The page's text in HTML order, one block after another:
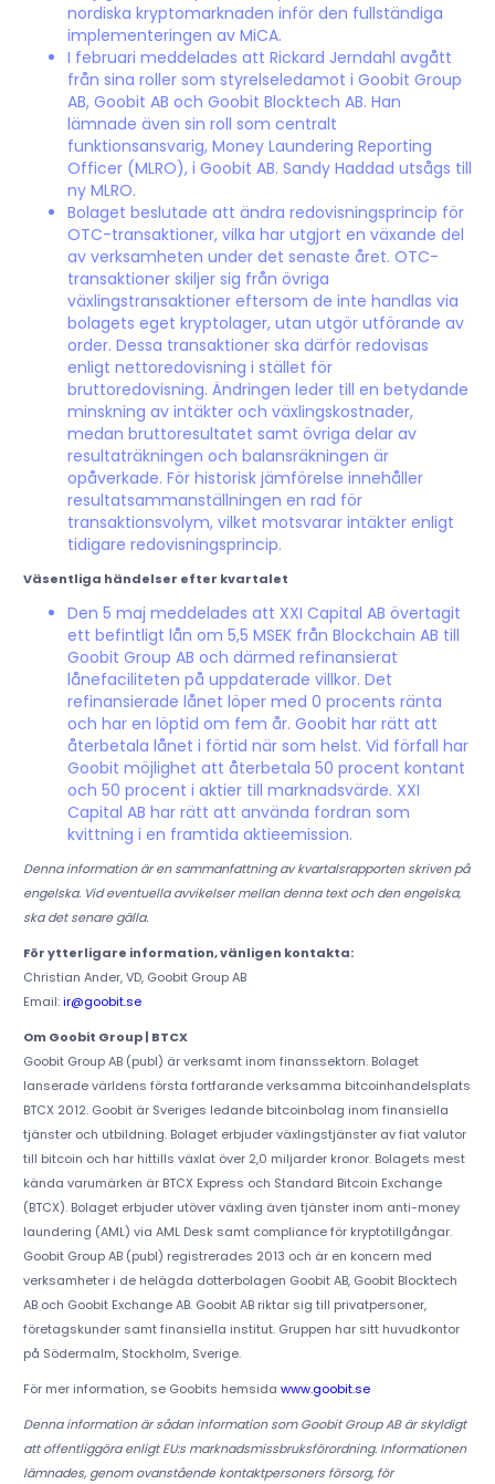
nordiska kryptomarknaden inför den fullständiga
implementeringen av MiCA.
I februari meddelades att Rickard Jerndahl avgått
från sina roller som styrelseledamot i Goobit Group
AB, Goobit AB och Goobit Blocktech AB. Han
lämnade även sin roll som centralt
funktionsansvarig, Money Laundering Reporting
Officer (MLRO), i Goobit AB. Sandy Haddad utsågs till
ny MLRO.
Bolaget beslutade att ändra redovisningsprincip för
OTC-transaktioner, vilka har utgjort en växande del
av verksamheten under det senaste året. OTC-
transaktioner skiljer sig från övriga
växlingstransaktioner eftersom de inte handlas via
bolagets eget kryptolager, utan utgör utförande av
order. Dessa transaktioner ska därför redovisas
enligt nettoredovisning i stället för
bruttoredovisning. Ändringen leder till en betydande
minskning av intäkter och växlingskostnader,
medan bruttoresultatet samt övriga delar av
resultaträkningen och balansräkningen är
opåverkade. För historisk jämförelse innehåller
resultatsammanställningen en rad för
transaktionsvolym, vilket motsvarar intäkter enligt
tidigare redovisningsprincip.
Väsentliga händelser efter kvartalet
Den 5 maj meddelades att XXI Capital AB övertagit
ett befintligt lån om 5,5 MSEK från Blockchain AB till
Goobit Group AB och därmed refinansierat
lånefaciliteten på uppdaterade villkor. Det
refinansierade lånet löper med 0 procents ränta
och har en löptid om fem år. Goobit har rätt att
återbetala lånet i förtid när som helst. Vid förfall har
Goobit möjlighet att återbetala 50 procent kontant
och 50 procent i aktier till marknadsvärde. XXI
Capital AB har rätt att använda fordran som
kvittning i en framtida aktieemission.
Denna information är en sammanfattning av kvartalsrapporten skriven på
engelska. Vid eventuella avvikelser mellan denna text och den engelska,
ska det senare gälla.
För ytterligare information, vänligen kontakta:
Christian Ander, VD, Goobit Group AB
Email:ir@goobit.se
Om Goobit Group | BTCX
Goobit Group AB (publ) är verksamt inom finanssektorn. Bolaget
lanserade världens första fortfarande verksamma bitcoinhandelsplats
BTCX 2012. Goobit är Sveriges ledande bitcoinbolag inom finansiella
tjänster och utbildning. Bolaget erbjuder växlingstjänster av fiat valutor
till bitcoin och har hittills växlat över 2,0 miljarder kronor. Bolagets mest
kända varumärken är BTCX Express och Standard Bitcoin Exchange
(BTCX). Bolaget erbjuder utöver växling även tjänster inom anti-money
laundering (AML) via AML Desk samt compliance för kryptotillgångar.
Goobit Group AB (publ) registrerades 2013 och är en koncern med
verksamheter i de helägda dotterbolagen Goobit AB, Goobit Blocktech
AB och Goobit Exchange AB. Goobit AB riktar sig till privatpersoner,
företagskunder samt finansiella institut. Gruppen har sitt huvudkontor
på Södermalm, Stockholm, Sverige.
För mer information, se Goobits hemsida www.goobit.se
Denna information är sådan information som Goobit Group AB är skyldigt
att offentliggöra enligt EU:s marknadsmissbruksförordning. Informationen
lämnades, genom ovanstående kontaktpersoners försorg, för